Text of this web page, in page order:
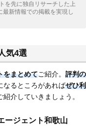
を先に独自リサーチした上
新情報での掲載を実現し
気4選
をまとめてご紹介。 評判の
なるところがあればぜひ利
介していきましょう。
ージェント和歌山